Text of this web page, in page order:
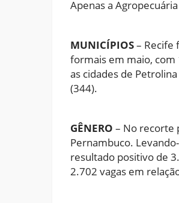
Apenas a
MUNICÍPIOS– Recife
formais em maio, com
as cidades de
(344).
GÊNERO – No recorte
Pernambuco.
resultado positivo de
2.702 vagas em